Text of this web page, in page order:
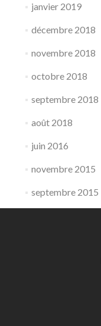
janvier 2019
décembre 2018
novembre 2018
octobre 2018
septembre 2018
août 2018
juin 2016
novembre 2015
septembre 2015